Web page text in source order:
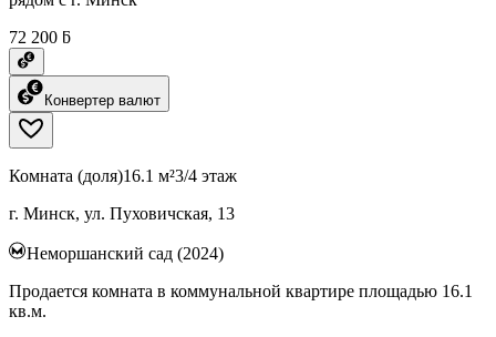
72 200 ƃ
Конвертер валют
Комната (доля)16.1 м²3/4 этаж
г. Минск, ул. Пуховичская, 13
Неморшанский сад (2024)
Продается комната в коммунальной квартире площадью 16.1
кв.м.